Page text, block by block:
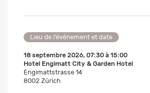
Lieu de l’événement et date
18 septembre 2026, 07:30 à 15:00
Hotel Engimatt City & Garden Hotel
Engimattstrasse 14
8002 Zürich